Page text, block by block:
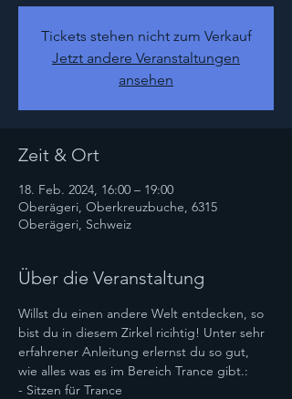
Tickets stehen nicht zum Verkauf
Jetzt andere Veranstaltungen
ansehen
Zeit & Ort
18. Feb. 2024, 16:00 – 19:00
Oberägeri, Oberkreuzbuche, 6315
Oberägeri, Schweiz
Über die Veranstaltung
Willst du einen andere Welt entdecken, so
bist du in diesem Zirkel ricihtig! Unter sehr
erfahrener Anleitung erlernst du so gut,
wie alles was es im Bereich Trance gibt.:
- Sitzen für Trance